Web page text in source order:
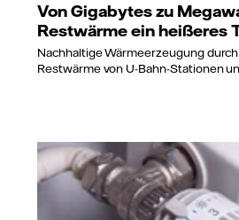
Von Gigabytes zu
Restwärme ein heißeres
Nachhaltige Wärmeerzeugung
Restwärme von U-Bahn-Stationen